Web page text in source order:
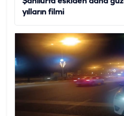
yılların filmi